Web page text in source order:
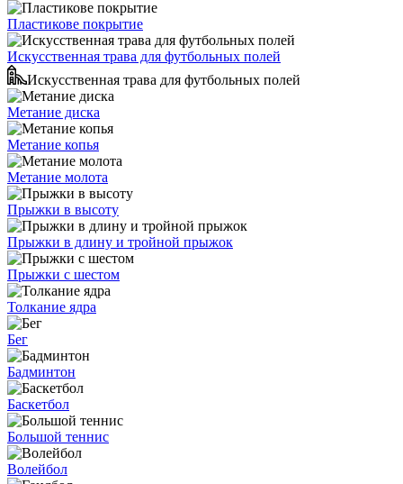
Пластикове покрытие
Искусственная трава для футбольных полей
Искусственная трава для футбольных полей
Метание диска
Метание копья
Метание молота
Прыжки в высоту
Прыжки в длину и тройной прыжок
Прыжки с шестом
Толкание ядра
Бег
Бадминтон
Баскетбол
Большой теннис
Волейбол